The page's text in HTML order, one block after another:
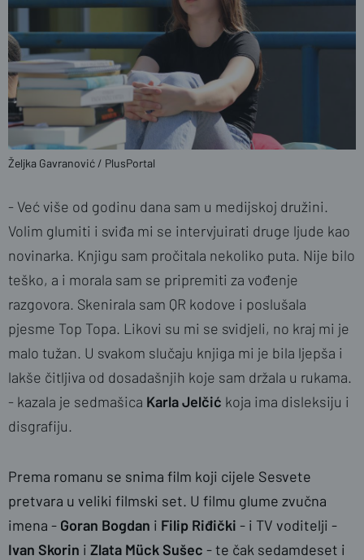
Željka Gavranović / PlusPortal
- Već više od godinu dana sam u medijskoj družini.
Volim glumiti i sviđa mi se intervjuirati druge ljude kao
novinarka. Knjigu sam pročitala nekoliko puta. Nije bilo
teško, a i morala sam se pripremiti za vođenje
razgovora. Skenirala sam QR kodove i poslušala
pjesme Top Topa. Likovi su mi se svidjeli, no kraj mi je
malo tužan. U svakom slučaju knjiga mi je bila ljepša i
lakše čitljiva od dosadašnjih koje sam držala u rukama.
- kazala je sedmašica Karla Jelčić koja ima disleksiju i
disgrafiju.
Prema romanu se snima film koji cijele Sesvete
pretvara u veliki filmski set. U filmu glume zvučna
imena - Goran Bogdan i Filip Riđički - i TV voditelji -
Ivan Skorin i Zlata Mück Sušec - te čak sedamdeset i